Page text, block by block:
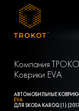
Компания
Коврики EVA
АВТОМОБИЛЬНЫЕ
EVA
ДЛЯ SKODA KAROQ (1)